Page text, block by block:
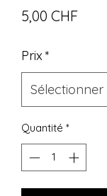
5,00 CHFPrix
Prix *
Quantité *